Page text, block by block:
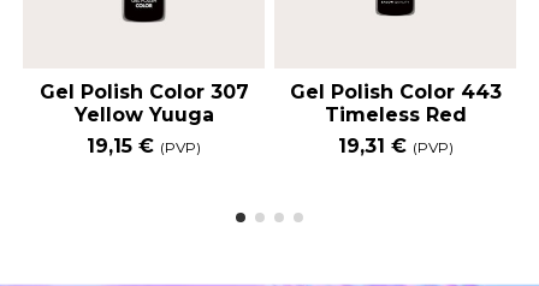
Gel Polish Color 307
Yellow Yuuga
19,15 € (PVP)
Gel Polish Color 443
Timeless Red
19,31 € (PVP)